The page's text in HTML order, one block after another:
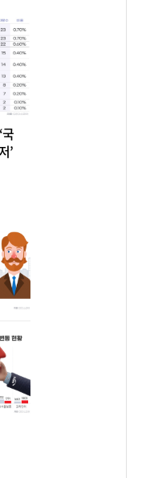
’